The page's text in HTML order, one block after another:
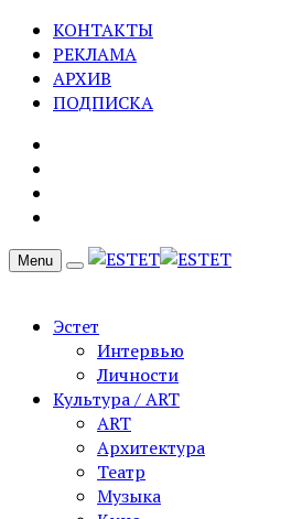
КОНТАКТЫ
РЕКЛАМА
АРХИВ
ПОДПИСКА
Menu
Эстет
Интервью
Личности
Культура / ART
ART
Архитектура
Театр
Музыка